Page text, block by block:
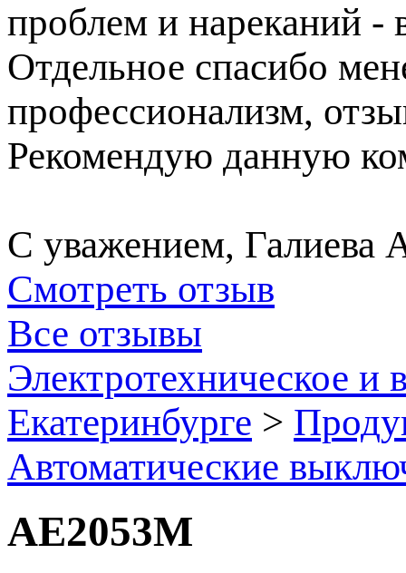
проблем и нареканий -
Отдельное спасибо
профессионализм,
Рекомендую данную
С уважением, Галиева
Смотреть отзыв
Все отзывы
Электротехническое и
Екатеринбурге >
Автоматические
АЕ2053М